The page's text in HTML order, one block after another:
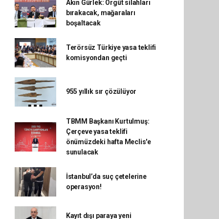
Akın Gürlek: Örgüt silahları
bırakacak, mağaraları
boşaltacak
Terörsüz Türkiye yasa teklifi
komisyondan geçti
955 yıllık sır çözülüyor
TBMM Başkanı Kurtulmuş:
Çerçeve yasa teklifi
önümüzdeki hafta Meclis'e
sunulacak
İstanbul’da suç çetelerine
operasyon!
Kayıt dışı paraya yeni